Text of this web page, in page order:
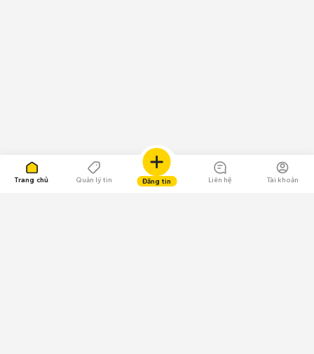
Trang chủ Quản lý tin Đăng tin Liên hệ Tài khoản